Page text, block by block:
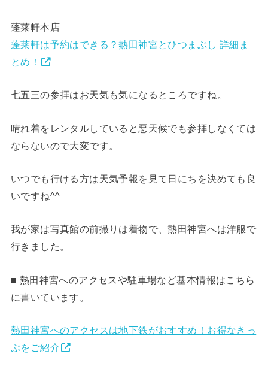
蓬莱軒本店
蓬莱軒は予約はできる？熱田神宮とひつまぶし 詳細ま
とめ！
七五三の参拝はお天気も気になるところですね。
晴れ着をレンタルしていると悪天候でも参拝しなくては
ならないので大変です。
いつでも行ける方は天気予報を見て日にちを決めても良
いですね^^
我が家は写真館の前撮りは着物で、熱田神宮へは洋服で
行きました。
■ 熱田神宮へのアクセスや駐車場など基本情報はこちら
に書いています。
熱田神宮へのアクセスは地下鉄がおすすめ！お得なきっ
ぷをご紹介